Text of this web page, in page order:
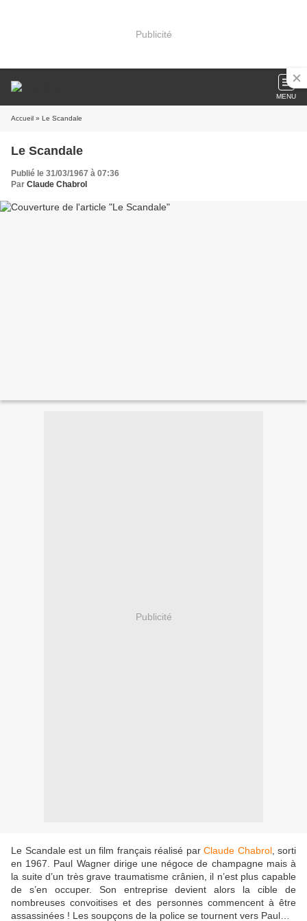
Publicité
MENU
Accueil » Le Scandale
Le Scandale
Publié le 31/03/1967 à 07:36
Par Claude Chabrol
Publicité
Le Scandale est un film français réalisé par Claude Chabrol, sorti
en 1967. Paul Wagner dirige une négoce de champagne mais à
la suite d’un très grave traumatisme crânien, il n’est plus capable
de s’en occuper. Son entreprise devient alors la cible de
nombreuses convoitises et des personnes commencent à être
assassinées ! Les soupçons de la police se tournent vers Paul…